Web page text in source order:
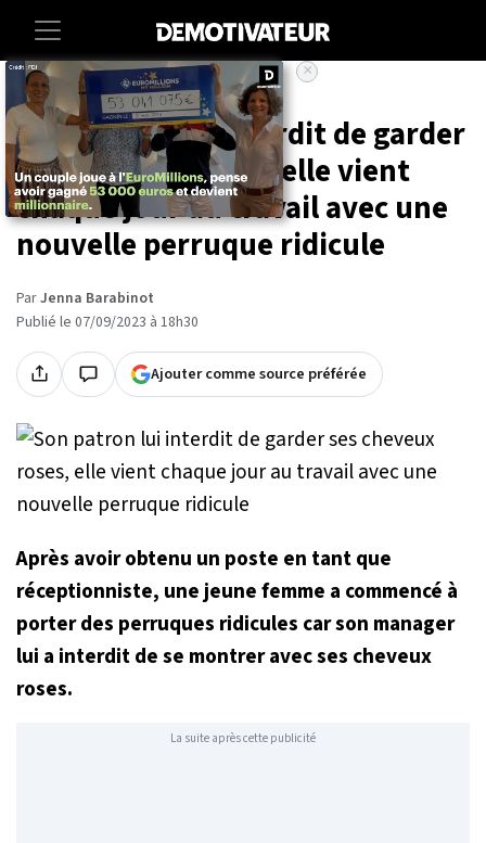
Accueil Societe Insolite
Son patron lui interdit de garder
ses cheveux roses, elle vient
chaque jour au travail avec une
nouvelle perruque ridicule
ParJenna Barabinot
Publié le 07/09/2023 à 18h30
Ajouter comme source préférée
Après avoir obtenu un poste en tant que
réceptionniste, une jeune femme a commencé à
porter des perruques ridicules car son manager
lui a interdit de se montrer avec ses cheveux
roses.
La suite après cette publicité
×